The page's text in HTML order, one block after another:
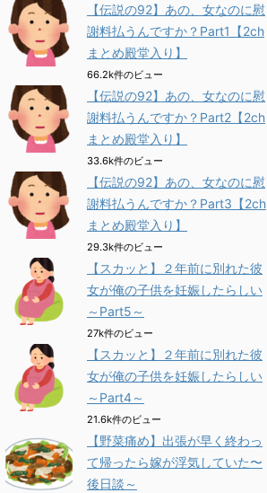
【伝説の92】あの、女なのに慰
謝料払うんですか？Part1【2ch
まとめ殿堂入り】
66.2k件のビュー
【伝説の92】あの、女なのに慰
謝料払うんですか？Part2【2ch
まとめ殿堂入り】
33.6k件のビュー
【伝説の92】あの、女なのに慰
謝料払うんですか？Part3【2ch
まとめ殿堂入り】
29.3k件のビュー
【スカッと】２年前に別れた彼
女が俺の子供を妊娠したらしい
～Part5～
27k件のビュー
【スカッと】２年前に別れた彼
女が俺の子供を妊娠したらしい
～Part4～
21.6k件のビュー
【野菜痛め】出張が早く終わっ
て帰ったら嫁が浮気していた〜
後日談～